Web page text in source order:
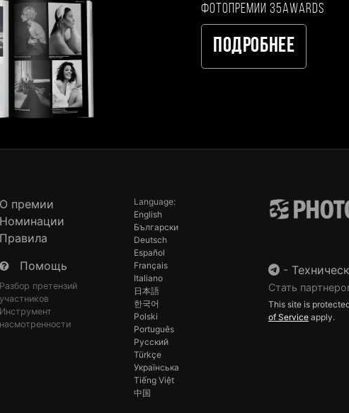
фотопремии 35AWARDS
Подробнее
О премии
Номинации
Правила
Помощь
Разбор претензий
участников
Инструмент
насмотренности
Language:
English
Български
Deutsch
Español
Français
Italiano
日本語
한국어
Polski
Português
Русский
Türkçe
Українська
Tiếng Việt
中国
-
Стать
This site is
of Service apply.